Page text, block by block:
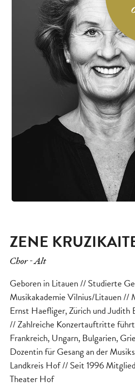
ZENE
Chor - Alt
Geboren in Litauen // Studierte
Musikakademie Vilnius/Litauen //
Ernst Haefliger, Zürich und Judith
// Zahlreiche Konzertauftritte
Frankreich, Ungarn, Bulgarien,
Dozentin für Gesang an der
Landkreis Hof // Seit 1996
Theater Hof